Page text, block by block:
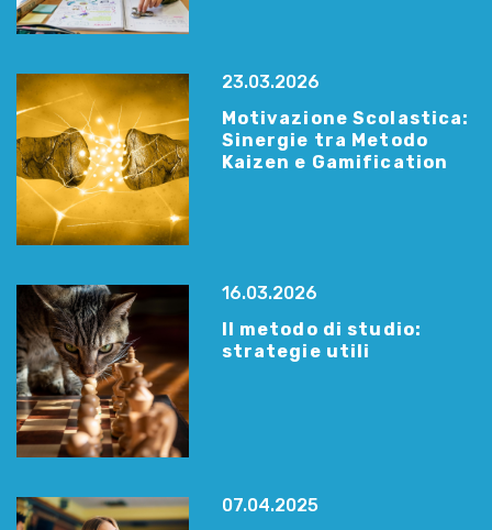
23.03.2026
Motivazione Scolastica:
Sinergie tra Metodo
Kaizen e Gamification
16.03.2026
Il metodo di studio:
strategie utili
07.04.2025